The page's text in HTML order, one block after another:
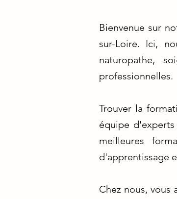
Bienvenue sur
sur-Loire. Ici,
naturopathe,
professionnelles.
Trouver la
équipe
meilleures
d'apprentissage
Chez nous, vous